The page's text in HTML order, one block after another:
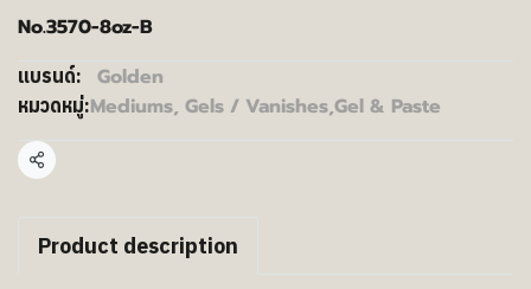
No.3570-8oz-B
แบรนด์: Golden
หมวดหมู่:Mediums, Gels / Vanishes,Gel & Paste
แชร์
Product description